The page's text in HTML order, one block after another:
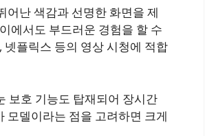
어난 색감과 선명한 화면을 제
에서도 부드러운 경험을 할 수
플릭스 등의 영상 시청에 적합
보호 기능도 탑재되어 장시간
모델이라는 점을 고려하면 크게